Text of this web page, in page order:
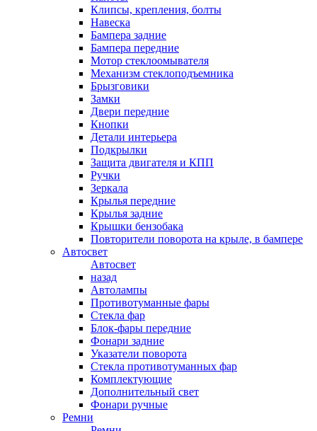
Клипсы, крепления, болты
Навеска
Бампера задние
Бампера передние
Мотор стеклоомывателя
Механизм стеклоподъемника
Брызговики
Замки
Двери передние
Кнопки
Детали интерьера
Подкрылки
Защита двигателя и КПП
Ручки
Зеркала
Крылья передние
Крылья задние
Крышки бензобака
Повторители поворота на крыле, в бампере
Автосвет
Автосвет
назад
Автолампы
Противотуманные фары
Стекла фар
Блок-фары передние
Фонари задние
Указатели поворота
Стекла противотуманных фар
Комплектующие
Дополнительный свет
Фонари ручные
Ремни